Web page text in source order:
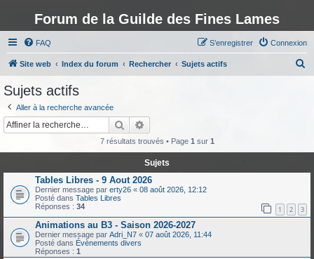
Forum de la Guilde des Fines Lames
FAQ Connexion
S’enregistrer
Site web Index du forum Rechercher Sujets actifs
r
Sujets actifs
Aller à la recherche avancée
Rechercher
7 résultats trouvés • Page 1 sur 1
Sujets
Tables Libres - 9 Aout 2026
Dernier message par erty26 « 08 août 2026, 12:12
Posté dans Tables Libres
Réponses : 34 1 2 3
Animations au B3 - Saison 2026-2027
Dernier message par Adri_N7 « 07 août 2026, 11:44
Posté dans Évènements divers
Réponses : 1